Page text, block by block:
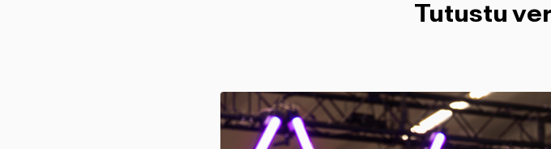
Tutustu